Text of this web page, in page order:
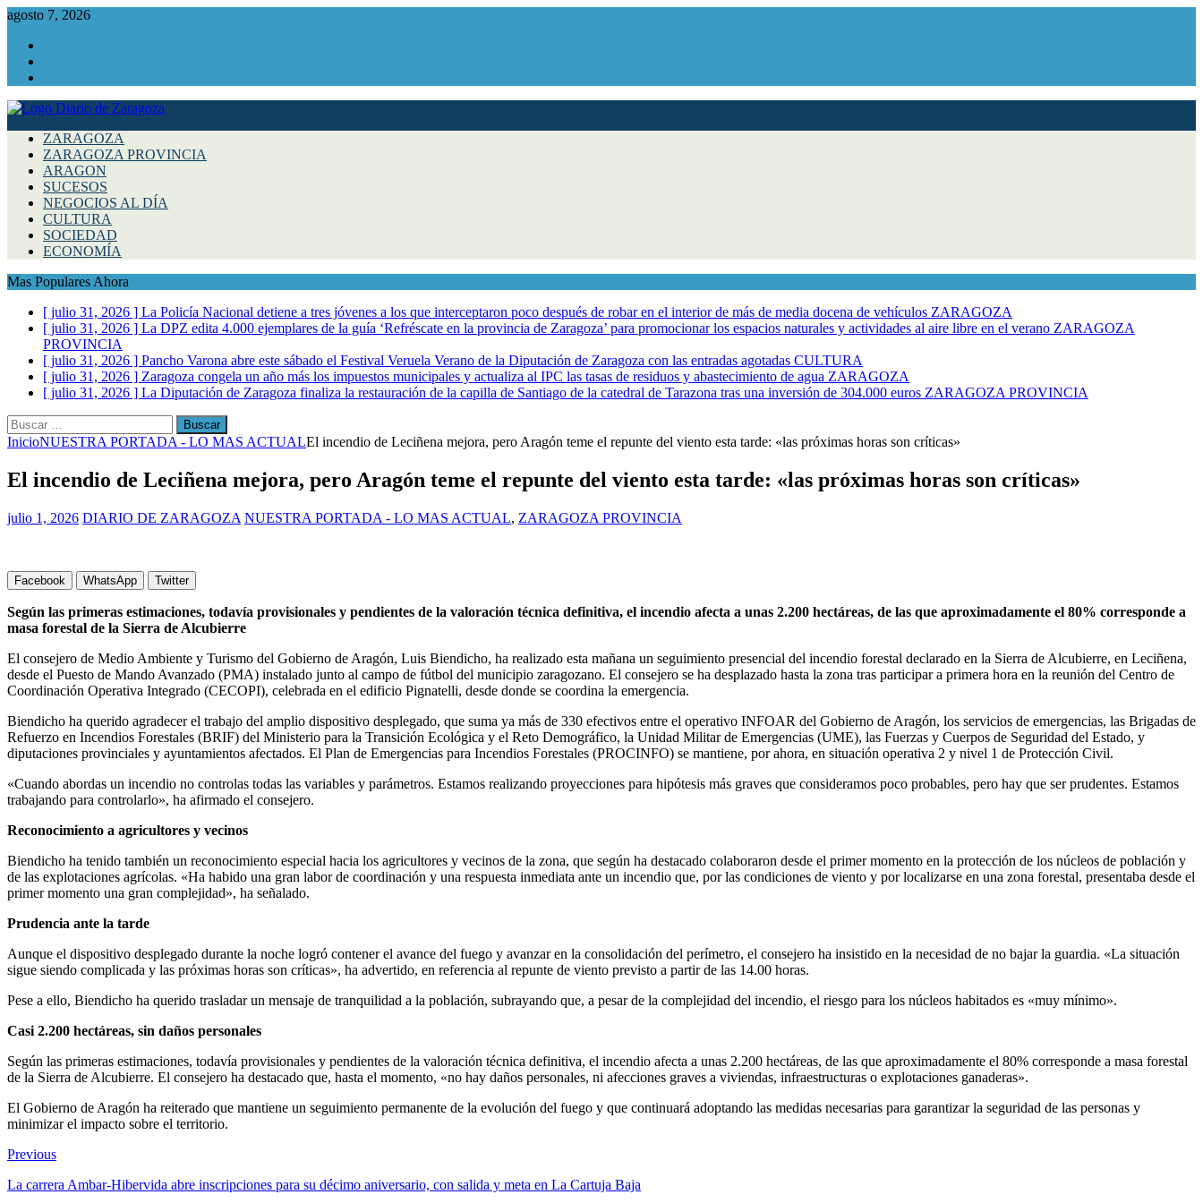
agosto 7, 2026
ZARAGOZA
ZARAGOZA PROVINCIA
ARAGON
SUCESOS
NEGOCIOS AL DÍA
CULTURA
SOCIEDAD
ECONOMÍA
Mas Populares Ahora
[ julio 31, 2026 ] La Policía Nacional detiene a tres jóvenes a los que interceptaron poco después de robar en el interior de más de media docena de vehículos ZARAGOZA
[ julio 31, 2026 ] La DPZ edita 4.000 ejemplares de la guía ‘Refréscate en la provincia de Zaragoza’ para promocionar los espacios naturales y actividades al aire libre en el verano ZARAGOZA
PROVINCIA
[ julio 31, 2026 ] Pancho Varona abre este sábado el Festival Veruela Verano de la Diputación de Zaragoza con las entradas agotadas CULTURA
[ julio 31, 2026 ] Zaragoza congela un año más los impuestos municipales y actualiza al IPC las tasas de residuos y abastecimiento de agua ZARAGOZA
[ julio 31, 2026 ] La Diputación de Zaragoza finaliza la restauración de la capilla de Santiago de la catedral de Tarazona tras una inversión de 304.000 euros ZARAGOZA PROVINCIA
Buscar:
InicioNUESTRA PORTADA - LO MAS ACTUALEl incendio de Leciñena mejora, pero Aragón teme el repunte del viento esta tarde: «las próximas horas son críticas»
El incendio de Leciñena mejora, pero Aragón teme el repunte del viento esta tarde: «las próximas horas son críticas»
julio 1, 2026 DIARIO DE ZARAGOZA NUESTRA PORTADA - LO MAS ACTUAL, ZARAGOZA PROVINCIA
Facebook WhatsApp Twitter
Según las primeras estimaciones, todavía provisionales y pendientes de la valoración técnica definitiva, el incendio afecta a unas 2.200 hectáreas, de las que aproximadamente el 80% corresponde a
masa forestal de la Sierra de Alcubierre
El consejero de Medio Ambiente y Turismo del Gobierno de Aragón, Luis Biendicho, ha realizado esta mañana un seguimiento presencial del incendio forestal declarado en la Sierra de Alcubierre, en Leciñena,
desde el Puesto de Mando Avanzado (PMA) instalado junto al campo de fútbol del municipio zaragozano. El consejero se ha desplazado hasta la zona tras participar a primera hora en la reunión del Centro de
Coordinación Operativa Integrado (CECOPI), celebrada en el edificio Pignatelli, desde donde se coordina la emergencia.
Biendicho ha querido agradecer el trabajo del amplio dispositivo desplegado, que suma ya más de 330 efectivos entre el operativo INFOAR del Gobierno de Aragón, los servicios de emergencias, las Brigadas de
Refuerzo en Incendios Forestales (BRIF) del Ministerio para la Transición Ecológica y el Reto Demográfico, la Unidad Militar de Emergencias (UME), las Fuerzas y Cuerpos de Seguridad del Estado, y
diputaciones provinciales y ayuntamientos afectados. El Plan de Emergencias para Incendios Forestales (PROCINFO) se mantiene, por ahora, en situación operativa 2 y nivel 1 de Protección Civil.
«Cuando abordas un incendio no controlas todas las variables y parámetros. Estamos realizando proyecciones para hipótesis más graves que consideramos poco probables, pero hay que ser prudentes. Estamos
trabajando para controlarlo», ha afirmado el consejero.
Reconocimiento a agricultores y vecinos
Biendicho ha tenido también un reconocimiento especial hacia los agricultores y vecinos de la zona, que según ha destacado colaboraron desde el primer momento en la protección de los núcleos de población y
de las explotaciones agrícolas. «Ha habido una gran labor de coordinación y una respuesta inmediata ante un incendio que, por las condiciones de viento y por localizarse en una zona forestal, presentaba desde el
primer momento una gran complejidad», ha señalado.
Prudencia ante la tarde
Aunque el dispositivo desplegado durante la noche logró contener el avance del fuego y avanzar en la consolidación del perímetro, el consejero ha insistido en la necesidad de no bajar la guardia. «La situación
sigue siendo complicada y las próximas horas son críticas», ha advertido, en referencia al repunte de viento previsto a partir de las 14.00 horas.
Pese a ello, Biendicho ha querido trasladar un mensaje de tranquilidad a la población, subrayando que, a pesar de la complejidad del incendio, el riesgo para los núcleos habitados es «muy mínimo».
Casi 2.200 hectáreas, sin daños personales
Según las primeras estimaciones, todavía provisionales y pendientes de la valoración técnica definitiva, el incendio afecta a unas 2.200 hectáreas, de las que aproximadamente el 80% corresponde a masa forestal
de la Sierra de Alcubierre. El consejero ha destacado que, hasta el momento, «no hay daños personales, ni afecciones graves a viviendas, infraestructuras o explotaciones ganaderas».
El Gobierno de Aragón ha reiterado que mantiene un seguimiento permanente de la evolución del fuego y que continuará adoptando las medidas necesarias para garantizar la seguridad de las personas y
minimizar el impacto sobre el territorio.
Previous
La carrera Ambar-Hibervida abre inscripciones para su décimo aniversario, con salida y meta en La Cartuja Baja